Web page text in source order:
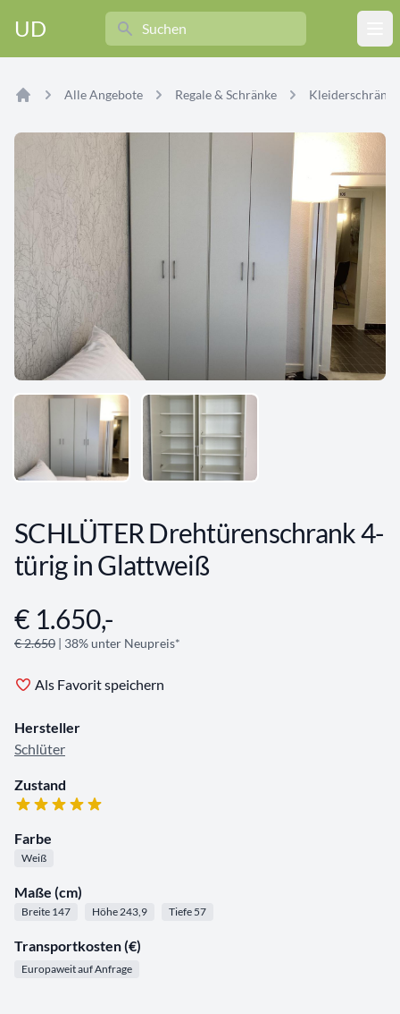
UD
Search
Alle Angebote Regale & Schränke Kleiderschränke
SCHLÜTER Drehtürenschrank 4-
türig in Glattweiß
Angebotsinformationen
€ 1.650,-
€ 2.650 | 38% unter Neupreis*
Als Favorit speichern
Hersteller
Schlüter
Zustand
Farbe
Weiß
Maße (cm)
Breite 147 Höhe 243,9 Tiefe 57
Transportkosten (€)
Europaweit auf Anfrage